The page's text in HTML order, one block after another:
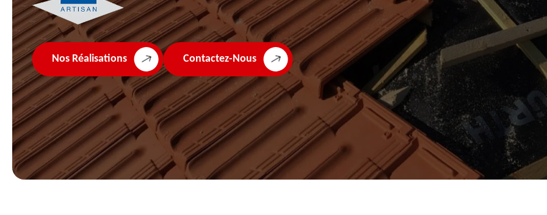
Nos Réalisations Contactez-Nous